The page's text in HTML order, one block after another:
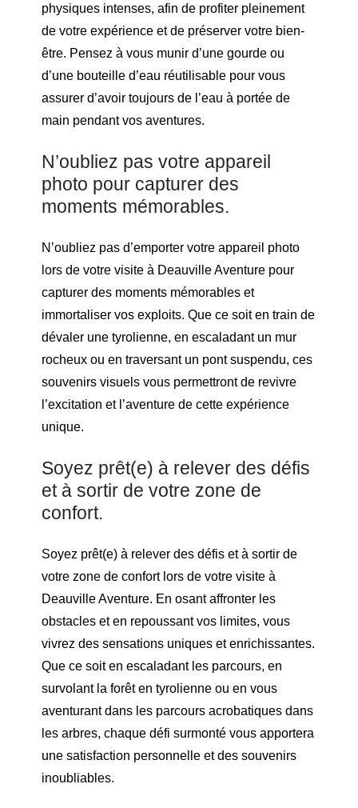
physiques intenses, afin de profiter pleinement
de votre expérience et de préserver votre bien-
être. Pensez à vous munir d’une gourde ou
d’une bouteille d’eau réutilisable pour vous
assurer d’avoir toujours de l’eau à portée de
main pendant vos aventures.
N’oubliez pas votre appareil
photo pour capturer des
moments mémorables.
N’oubliez pas d’emporter votre appareil photo
lors de votre visite à Deauville Aventure pour
capturer des moments mémorables et
immortaliser vos exploits. Que ce soit en train de
dévaler une tyrolienne, en escaladant un mur
rocheux ou en traversant un pont suspendu, ces
souvenirs visuels vous permettront de revivre
l’excitation et l’aventure de cette expérience
unique.
Soyez prêt(e) à relever des défis
et à sortir de votre zone de
confort.
Soyez prêt(e) à relever des défis et à sortir de
votre zone de confort lors de votre visite à
Deauville Aventure. En osant affronter les
obstacles et en repoussant vos limites, vous
vivrez des sensations uniques et enrichissantes.
Que ce soit en escaladant les parcours, en
survolant la forêt en tyrolienne ou en vous
aventurant dans les parcours acrobatiques dans
les arbres, chaque défi surmonté vous apportera
une satisfaction personnelle et des souvenirs
inoubliables.